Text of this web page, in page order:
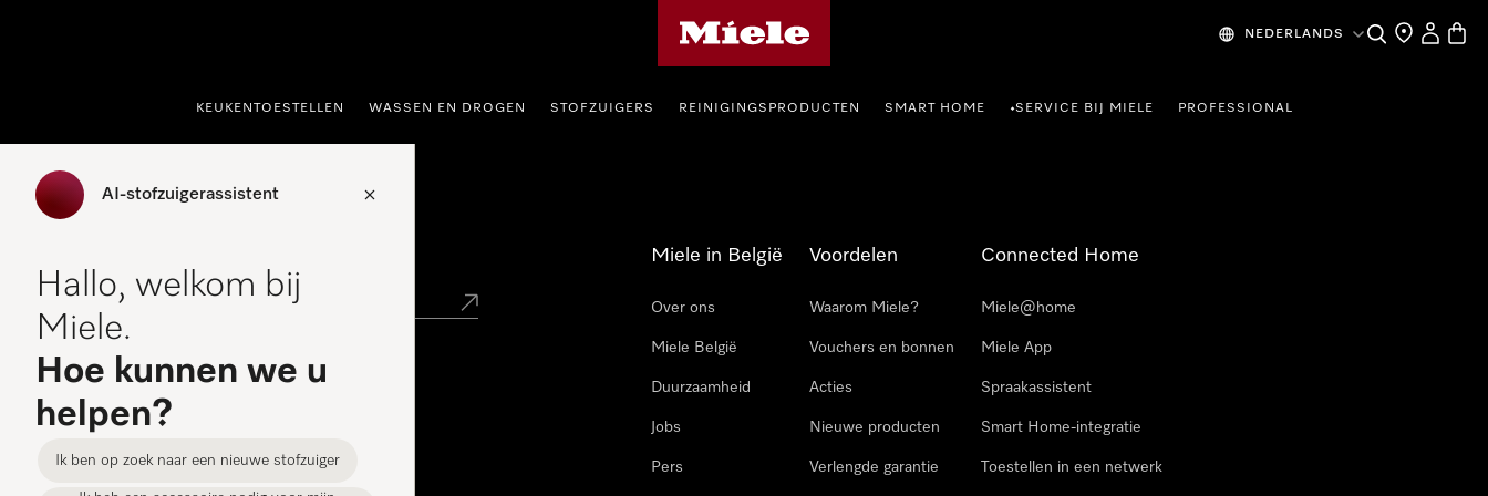
NEDERLANDS Wat zoek je?
Dealer zoeken
Mijn
KEUKENTOESTELLEN WASSEN EN DROGEN STOFZUIGERS REINIGINGSPRODUCTEN SMART HOME •SERVICE BIJ MIELE PROFESSIONAL
AI-stofzuigerassistent
Hallo, welkom bij
Miele.
Hoe kunnen we u
helpen?
Ik ben op zoek naar een nieuwe stofzuiger
Miele Experience Centers
Vind uw Miele Experience Center
Miele in België
Over ons
Miele België
Duurzaamheid
Jobs
Pers
Voordelen
Waarom Miele?
Vouchers en bonnen
Acties
Nieuwe producten
Verlengde garantie
Connected Home
Miele@home
Miele App
Spraakassistent
Smart Home-integratie
Toestellen in een netwerk